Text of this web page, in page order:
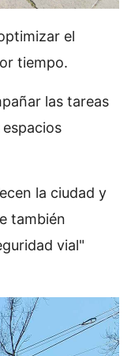
el
tiempo.
las tareas
la ciudad y
también
vial"